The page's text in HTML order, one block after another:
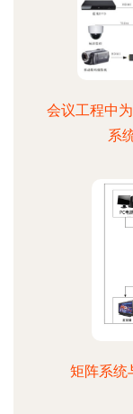
会议工程中
系
矩阵系统